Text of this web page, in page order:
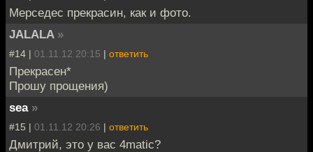
Мерседес прекрасин, как и фото.
JALALA »
#14 | 01.11.12 20:15 | ответить
Прекрасен*
Прошу прощения)
sea »
#15 | 01.11.12 20:26 | ответить
Дмитрий, это у вас 4matic?